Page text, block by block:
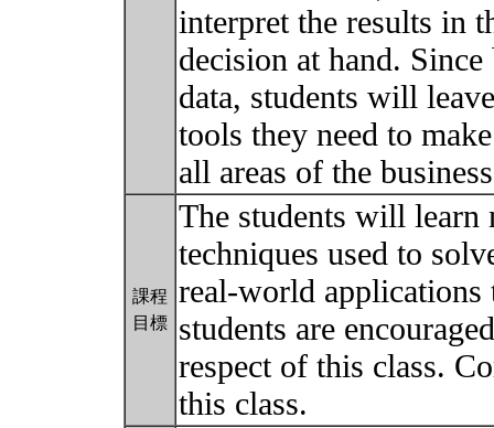
interpret the results in
decision at hand.
data, students will
tools they need to
all areas of the
課程
目標
The students will learn
techniques used to
real-world applications
students are
respect of this class.
this class.